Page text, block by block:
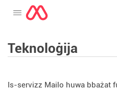
Tiftaħ il-menu
Teknoloġija
Is-servizz Mailo huwa bbażat